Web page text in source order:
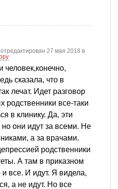
отредактирован 27 мая 2018 в
сказала, что в
лечат. Идет разговор
родственники все-таки
в клинику. Да, эти
но они идут за всеми. Не
а за врачами.
родственники
А там в приказном
все. И идут. Я видела,
а не идут. Но все